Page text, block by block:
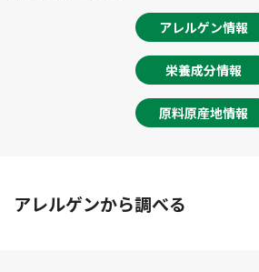
アレルゲン情報
栄養成分情報
原料原産地情報
アレルゲンから調べる